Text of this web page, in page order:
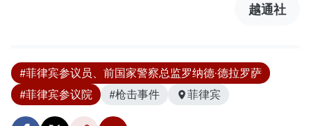
越通社
#菲律宾参议员、前国家警察总监罗纳德·德拉罗萨
#菲律宾参议院
#枪击事件 菲律宾